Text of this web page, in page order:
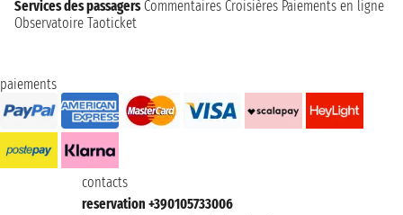
Services des passagers Commentaires Croisières Paiements en ligne
Observatoire Taoticket
paiements
contacts
reservation +390105733006